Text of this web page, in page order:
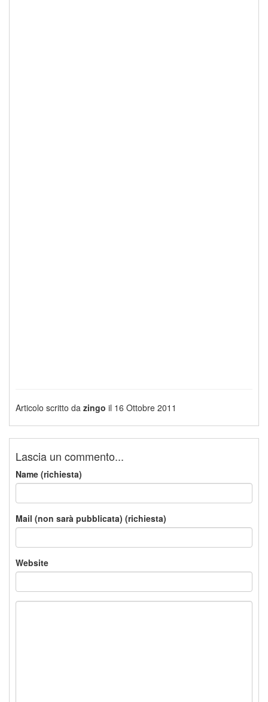
Articolo scritto da zingo il 16 Ottobre 2011
Lascia un commento...
Name (richiesta)
Mail (non sarà pubblicata) (richiesta)
Website